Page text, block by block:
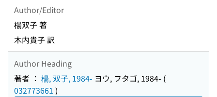
Author/Editor
楊双子 著
木内貴子 訳
Author Heading
著者 ： 楊, 双子, 1984- ヨウ, フタゴ, 1984- (
032773661 )